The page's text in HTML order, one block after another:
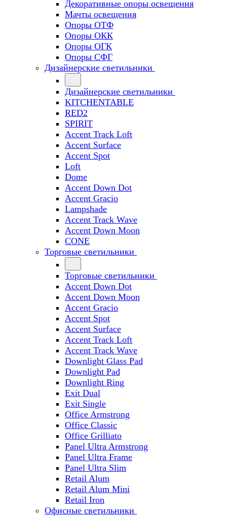
Декоративные опоры освещения
Мачты освещения
Опоры ОТФ
Опоры ОКК
Опоры ОГК
Опоры СФГ
Дизайнерские светильники
Дизайнерские светильники
KITCHENTABLE
RED2
SPIRIT
Accent Track Loft
Accent Surface
Accent Spot
Loft
Dome
Accent Down Dot
Accent Gracio
Lampshade
Accent Track Wave
Accent Down Moon
CONE
Торговые светильники
Торговые светильники
Accent Down Dot
Accent Down Moon
Accent Gracio
Accent Spot
Accent Surface
Accent Track Loft
Accent Track Wave
Downlight Glass Pad
Downlight Pad
Downlight Ring
Exit Dual
Exit Single
Office Armstrong
Office Classic
Office Grilliato
Panel Ultra Armstrong
Panel Ultra Frame
Panel Ultra Slim
Retail Alum
Retail Alum Mini
Retail Iron
Офисные светильники